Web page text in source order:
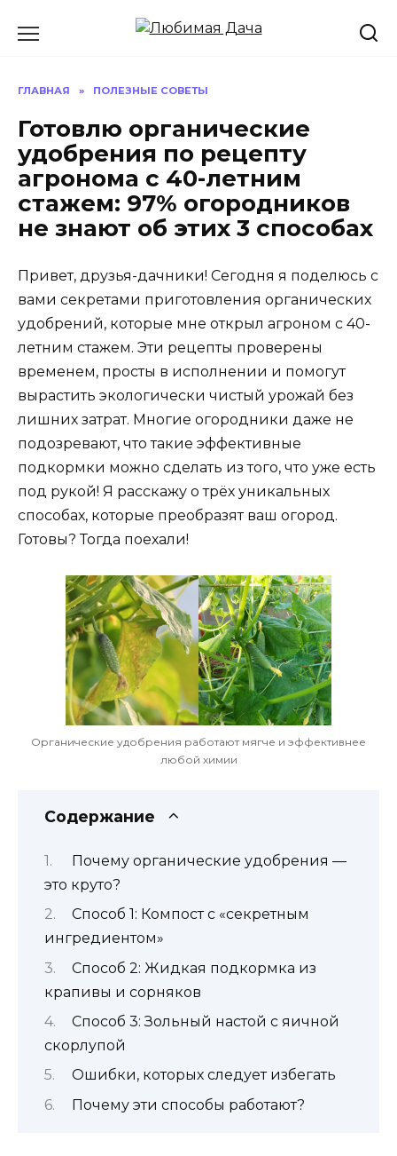
ГЛАВНАЯ » ПОЛЕЗНЫЕ СОВЕТЫ
Готовлю органические
удобрения по рецепту
агронома с 40-летним
стажем: 97% огородников
не знают об этих 3 способах
Привет, друзья-дачники! Сегодня я поделюсь с
вами секретами приготовления органических
удобрений, которые мне открыл агроном с 40-
летним стажем. Эти рецепты проверены
временем, просты в исполнении и помогут
вырастить экологически чистый урожай без
лишних затрат. Многие огородники даже не
подозревают, что такие эффективные
подкормки можно сделать из того, что уже есть
под рукой! Я расскажу о трёх уникальных
способах, которые преобразят ваш огород.
Готовы? Тогда поехали!
Органические удобрения работают мягче и эффективнее
любой химии
Содержание
Почему органические удобрения —
это круто?
Способ 1: Компост с «секретным
ингредиентом»
Способ 2: Жидкая подкормка из
крапивы и сорняков
Способ 3: Зольный настой с яичной
скорлупой
Ошибки, которых следует избегать
Почему эти способы работают?